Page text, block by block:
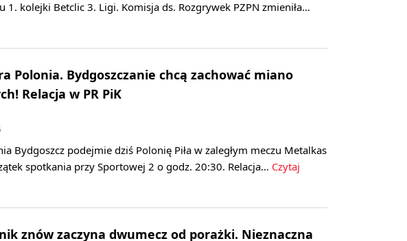
1. kolejki Betclic 3. Ligi. Komisja ds. Rozgrywek PZPN zmieniła…
Polonia. Bydgoszczanie chcą zachować miano
Relacja w PR PiK
Bydgoszcz podejmie dziś Polonię Piła w zaległym meczu Metalkas
spotkania przy Sportowej 2 o godz. 20:30. Relacja… Czytaj
znów zaczyna dwumecz od porażki. Nieznaczna